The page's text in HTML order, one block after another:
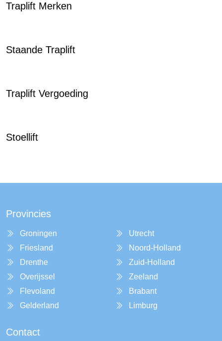
Traplift Merken
Staande Traplift
Traplift Vergoeding
Stoellift
Provincies
Groningen
Friesland
Drenthe
Overijssel
Flevoland
Gelderland
Utrecht
Noord-Holland
Zuid-Holland
Zeeland
Brabant
Limburg
Contact